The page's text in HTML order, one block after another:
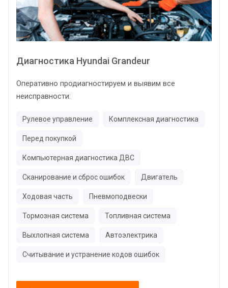
Диагностика Hyundai Grandeur
Оперативно продиагностируем и выявим все
неисправности:
Рулевое управление Комплексная диагностика
Перед покупкой
Компьютерная диагностика ДВС
Сканирование и сброс ошибок Двигатель
Ходовая часть Пневмоподвески
Тормозная система Топливная система
Выхлопная система Автоэлектрика
Считывание и устранение кодов ошибок